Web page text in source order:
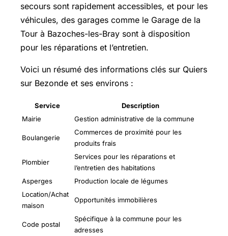
secours sont rapidement accessibles, et pour les
véhicules, des garages comme le Garage de la
Tour à Bazoches-les-Bray sont à disposition
pour les réparations et l’entretien.
Voici un résumé des informations clés sur Quiers
sur Bezonde et ses environs :
Service
Description
Mairie
Gestion administrative de la commune
Boulangerie
Commerces de proximité pour les
produits frais
Plombier
Services pour les réparations et
l’entretien des habitations
Asperges
Production locale de légumes
Location/Achat
maison
Opportunités immobilières
Code postal
Spécifique à la commune pour les
adresses